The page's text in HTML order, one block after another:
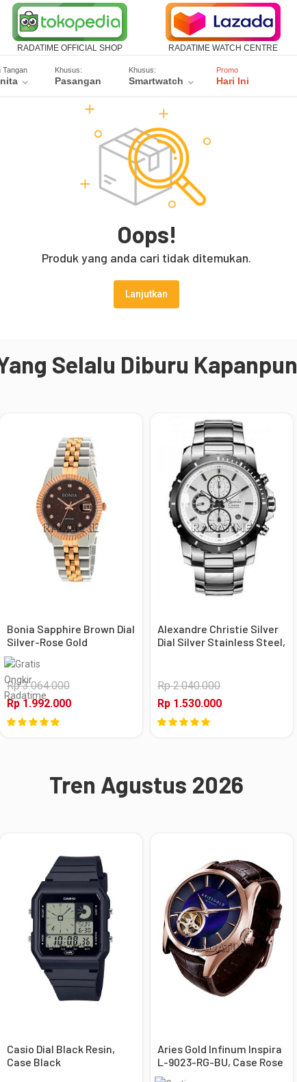
RADATIME OFFICIAL SHOP RADATIME WATCH CENTRE
Tangan Khusus:
Pasangan
Khusus:
Smartwatch
Promo
Hari Ini
Oops!
Produk yang anda cari tidak ditemukan.
Lanjutkan
Selalu Diburu Kapanpun
Bonia Sapphire Brown Dial
Silver-Rose Gold
Stainless Steel, Case
Silver-Rose Gold
Rp 3.064.000
Rp 1.992.000
Alexandre Christie Silver
Dial Silver Stainless Steel,
Rp 2.040.000
Rp 1.530.000
Tren Agustus 2026
Casio Dial Black Resin,
Case Black
Aries Gold Infinum Inspira
L-9023-RG-BU, Case Rose
Gold